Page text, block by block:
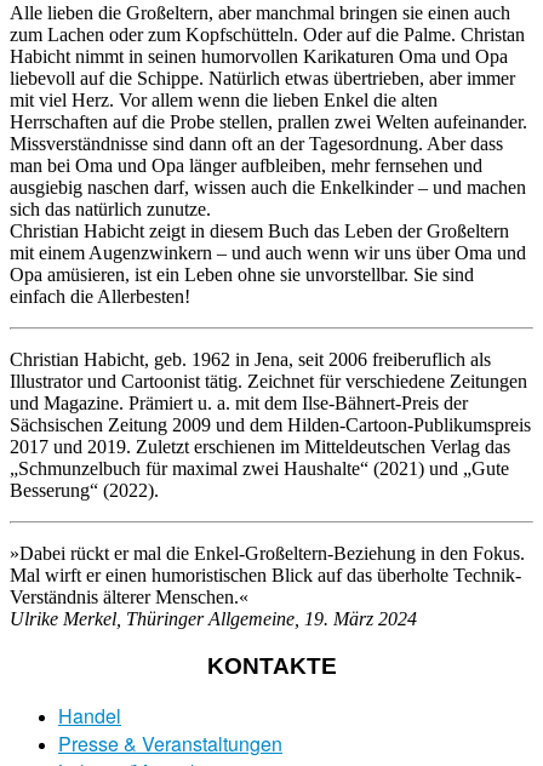
Alle lieben die Großeltern, aber manchmal bringen sie einen auch
zum Lachen oder zum Kopfschütteln. Oder auf die Palme. Christan
Habicht nimmt in seinen humorvollen Karikaturen Oma und Opa
liebevoll auf die Schippe. Natürlich etwas übertrieben, aber immer
mit viel Herz. Vor allem wenn die lieben Enkel die alten
Herrschaften auf die Probe stellen, prallen zwei Welten aufeinander.
Missverständnisse sind dann oft an der Tagesordnung. Aber dass
man bei Oma und Opa länger aufbleiben, mehr fernsehen und
ausgiebig naschen darf, wissen auch die Enkelkinder – und machen
sich das natürlich zunutze.
Christian Habicht zeigt in diesem Buch das Leben der Großeltern
mit einem Augenzwinkern – und auch wenn wir uns über Oma und
Opa amüsieren, ist ein Leben ohne sie unvorstellbar. Sie sind
einfach die Allerbesten!
Christian Habicht, geb. 1962 in Jena, seit 2006 freiberuflich als
Illustrator und Cartoonist tätig. Zeichnet für verschiedene Zeitungen
und Magazine. Prämiert u. a. mit dem Ilse-Bähnert-Preis der
Sächsischen Zeitung 2009 und dem Hilden-Cartoon-Publikumspreis
2017 und 2019. Zuletzt erschienen im Mitteldeutschen Verlag das
„Schmunzelbuch für maximal zwei Haushalte“ (2021) und „Gute
Besserung“ (2022).
»Dabei rückt er mal die Enkel-Großeltern-Beziehung in den Fokus.
Mal wirft er einen humoristischen Blick auf das überholte Technik-
Verständnis älterer Menschen.«
Ulrike Merkel, Thüringer Allgemeine, 19. März 2024
KONTAKTE
Handel
Presse & Veranstaltungen